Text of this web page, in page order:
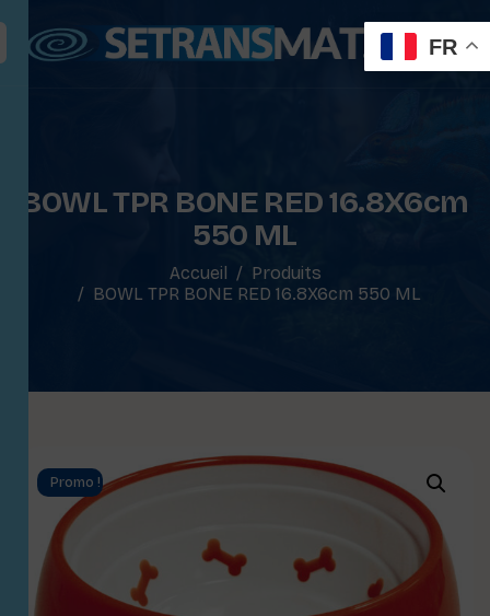
BOWL TPR BONE RED 16.8X6cm
550 ML
Accueil
Produits
BOWL TPR BONE RED 16.8X6cm 550 ML
Promo !
FR